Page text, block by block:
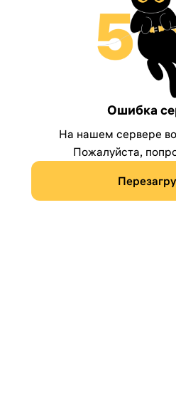
Ошибка
На нашем сервере
Пожалуйста,